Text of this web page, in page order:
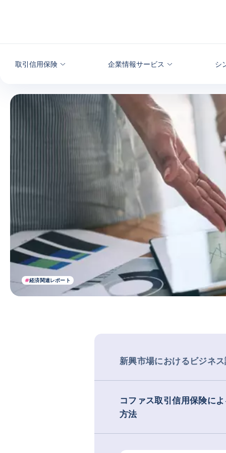
取引信用保険 企業情報サービス シ
#経済関連レポート
新興市場におけるビジネ
コファス取引信用保険に
方法